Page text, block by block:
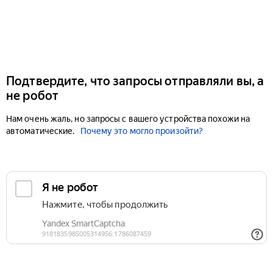
Подтвердите, что запросы отправляли вы, а
не робот
Нам очень жаль, но запросы с вашего устройства похожи на
автоматические.
Почему это могло произойти?